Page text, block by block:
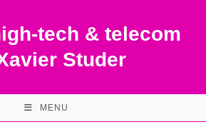
tech & telecom
Studer
MENU